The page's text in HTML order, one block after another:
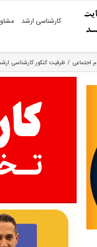
کارشناسی ارشد
اجتماعی ظرفیت کنکور کارشناسی ارشد